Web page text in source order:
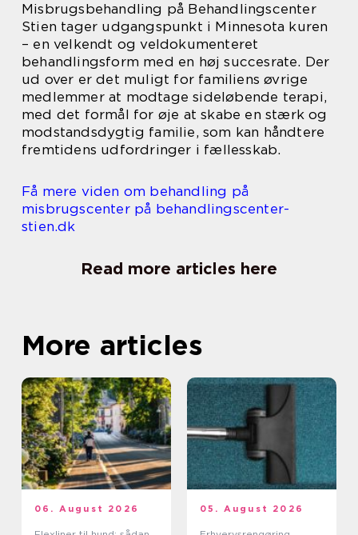
Misbrugsbehandling på Behandlingscenter
Stien tager udgangspunkt i Minnesota kuren
– en velkendt og veldokumenteret
behandlingsform med en høj succesrate. Der
ud over er det muligt for familiens øvrige
medlemmer at modtage sideløbende terapi,
med det formål for øje at skabe en stærk og
modstandsdygtig familie, som kan håndtere
fremtidens udfordringer i fællesskab.
Få mere viden om behandling på
misbrugscenter på behandlingscenter-
stien.dk
Read more articles here
More articles
06. August 2026 05. August 2026